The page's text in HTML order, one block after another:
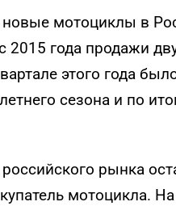
мотоциклы в
2015 года продажи
этого года
сезона и по
рынка
мотоцикла.